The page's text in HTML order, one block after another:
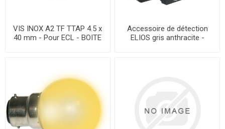
VIS INOX A2 TF TTAP 4.5 x
40 mm - Pour ECL - BOITE
Accessoire de détection
ELIOS gris anthracite -